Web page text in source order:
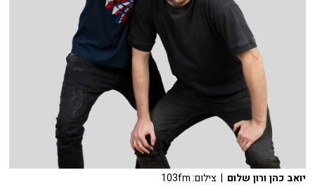
יואב כהן ורון שלום | צילום: 103fm